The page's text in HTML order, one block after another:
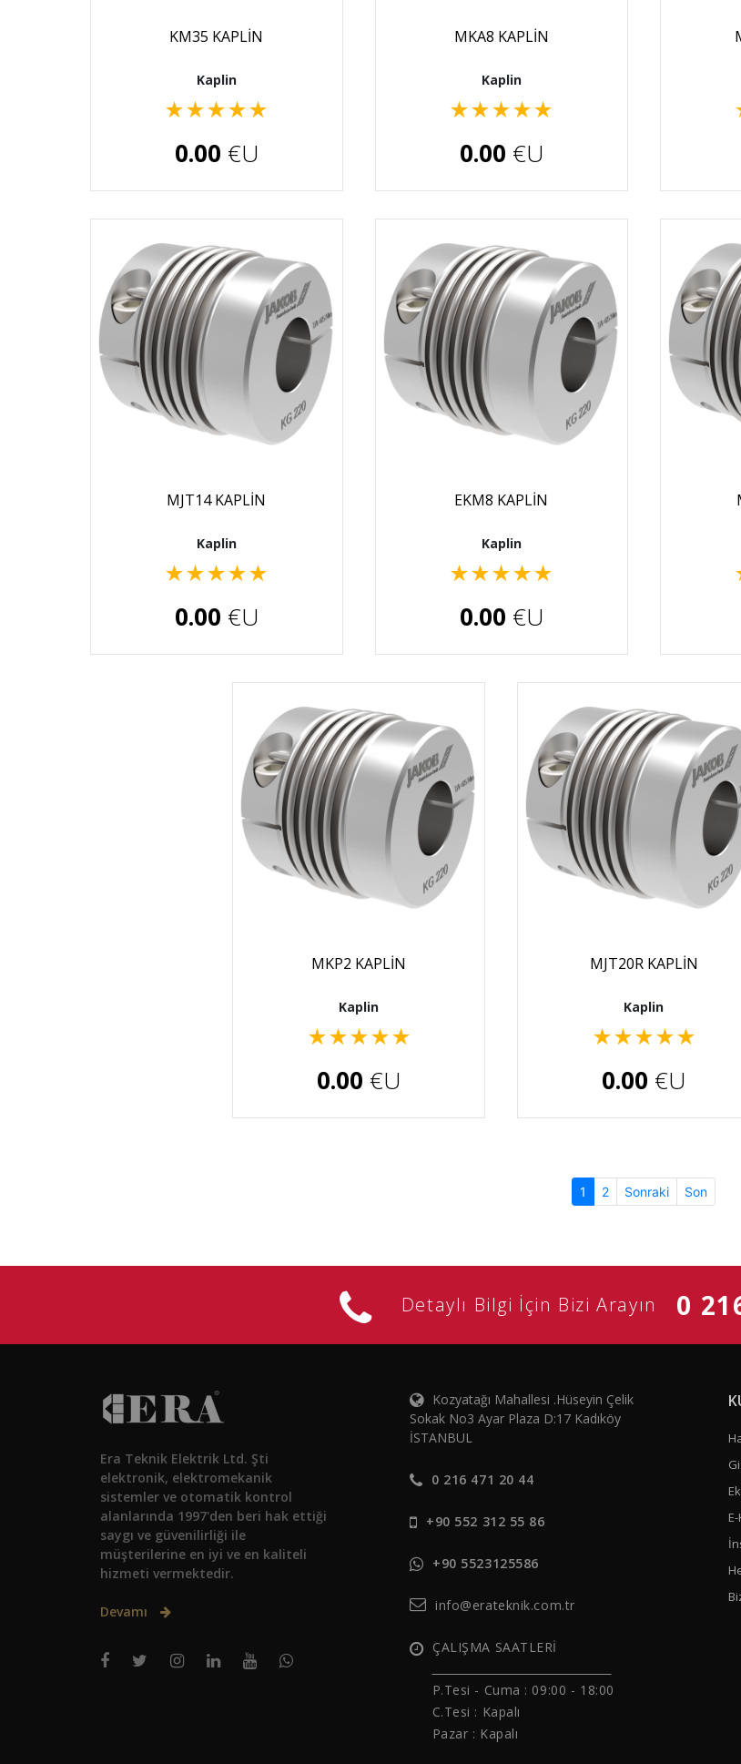
KM35 KAPLİN
Kaplin
★★★★★
0.00 €U
MKA8 KAPLİN
Kaplin
★★★★★
0.00 €U
MJT14 KAPLİN
Kaplin
★★★★★
0.00 €U
EKM8 KAPLİN
Kaplin
★★★★★
0.00 €U
MKP2 KAPLİN
Kaplin
★★★★★
0.00 €U
MJT20R KAPLİN
Kaplin
★★★★★
0.00 €U
1 (current)
2 Sonraki Son
Detaylı Bilgi İçin Bizi Arayın 0
Era Teknik Elektrik Ltd. Şti
elektronik, elektromekanik
sistemler ve otomatik kontrol
alanlarında 1997'den beri hak ettiği
saygı ve güvenilirliği ile
müşterilerine en iyi ve en kaliteli
hizmeti vermektedir.
Devamı
Kozyatağı Mahallesi .Hüseyin Çelik
Sokak No3 Ayar Plaza D:17 Kadıköy
İSTANBUL
0 216 471 20 44
+90 552 312 55 86
+90 5523125586
info@erateknik.com.tr
ÇALIŞMA SAATLERİ
P.Tesi - Cuma : 09:00 - 18:00
C.Tesi : Kapalı
Pazar : Kapalı